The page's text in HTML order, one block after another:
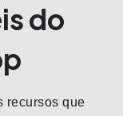
do
recursos que